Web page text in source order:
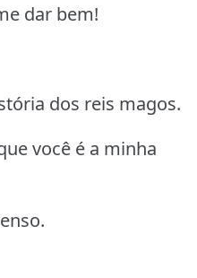
dar bem!
dos reis magos.
você é a minha